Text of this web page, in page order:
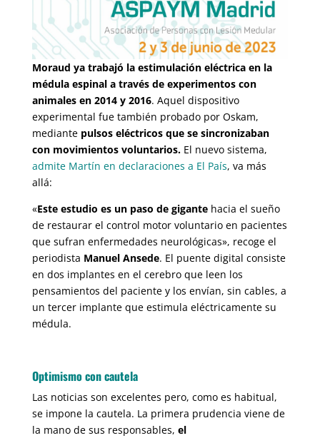
Moraud ya trabajó la estimulación eléctrica en la
médula espinal a través de experimentos con
animales en 2014 y 2016. Aquel dispositivo
experimental fue también probado por Oskam,
mediante pulsos eléctricos que se sincronizaban
con movimientos voluntarios. El nuevo sistema,
admite Martín en declaraciones a El País, va más
allá:
«Este estudio es un paso de gigantehacia el sueño
de restaurar el control motor voluntario en pacientes
que sufran enfermedades neurológicas», recoge el
periodista Manuel Ansede. El puente digital consiste
en dos implantes en el cerebro que leen los
pensamientos del paciente y los envían, sin cables, a
un tercer implante que estimula eléctricamente su
médula.
Optimismo con cautela
Las noticias son excelentes pero, como es habitual,
se impone la cautela. La primera prudencia viene de
la mano de sus responsables, el